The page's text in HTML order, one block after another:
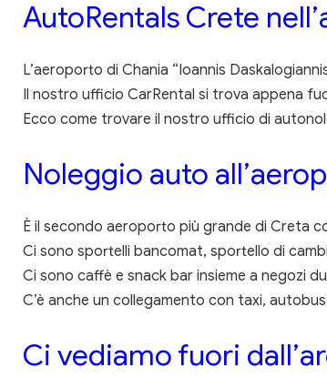
AutoRentals Crete
L’aeroporto di Chania “Ioannis
Il nostro ufficio CarRental si trova appena
Ecco come trovare il nostro ufficio di
Noleggio auto
È il secondo aeroporto più grande di Creta
Ci sono sportelli bancomat, sportello di
Ci sono caffè e snack bar insieme a negozi
C’è anche un collegamento con taxi,
Ci vediamo fuori